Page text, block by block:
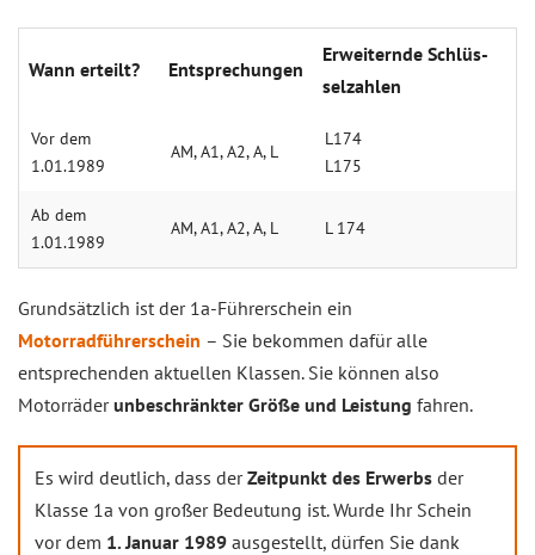
Wann erteilt? Entsprechungen
Erwei­ternde Schlüs­
sel­zahlen
Vor dem
1.01.1989
AM, A1, A2, A, L
L174
L175
Ab dem
1.01.1989
AM, A1, A2, A, L L 174
Grundsätzlich ist der 1a-Führerschein ein
Motorradführerschein – Sie bekommen dafür alle
entsprechenden aktuellen Klassen. Sie können also
Motorräderunbeschränkter Größe und Leistung fahren.
Es wird deutlich, dass derZeitpunkt des Erwerbs der
Klasse 1a von großer Bedeutung ist. Wurde Ihr Schein
vor dem 1. Januar 1989 ausgestellt, dürfen Sie dank